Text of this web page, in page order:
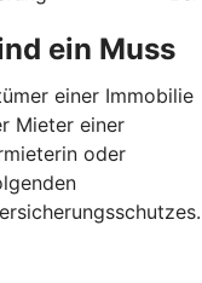
ein Muss
einer Immobilie
Mieter einer
oder